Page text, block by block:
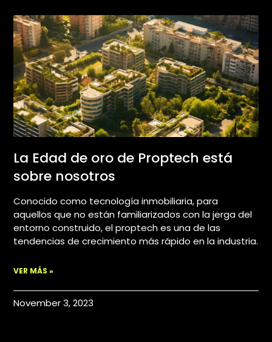
La Edad de oro de Proptech está
sobre nosotros
Conocido como tecnología inmobiliaria, para
aquellos que no están familiarizados con la jerga del
entorno construido, el proptech es una de las
tendencias de crecimiento más rápido en la industria.
VER MÁS »
November 3, 2023